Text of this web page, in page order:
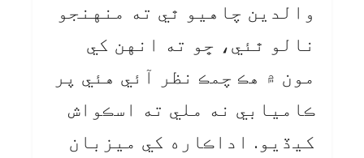
والدين چاهيو ٿي ته منهنجو
نالو ٿئي، ڇو ته انهن کي
مون ۾ هڪ چمڪ نظر آئي هئي پر
ڪاميابي نه ملي ته اسڪواش
کيڏيو. اداڪاره کي ميزبان